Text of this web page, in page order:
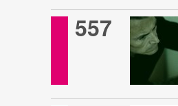
557